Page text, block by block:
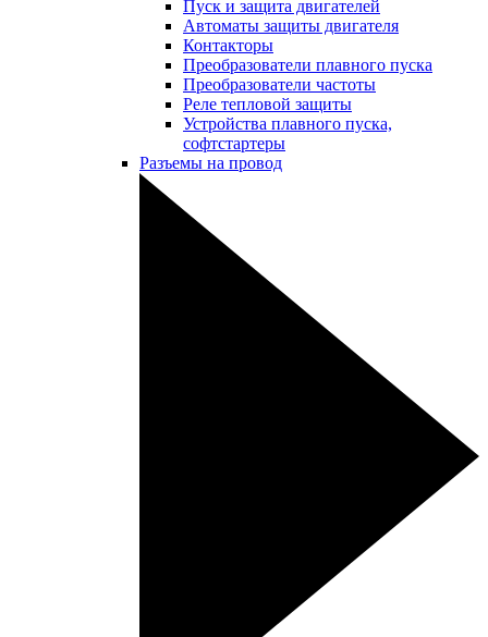
Пуск и защита двигателей
Автоматы защиты двигателя
Контакторы
Преобразователи плавного пуска
Преобразователи частоты
Реле тепловой защиты
Устройства плавного пуска,
софтстартеры
Разъемы на провод